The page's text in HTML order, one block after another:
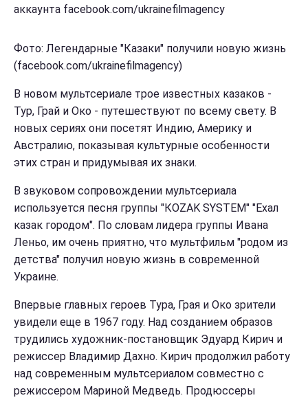
аккаунта facebook.com/ukrainefilmagency
Фото: Легендарные "Казаки" получили новую жизнь
(facebook.com/ukrainefilmagency)
В новом мультсериале трое известных казаков -
Тур, Грай и Око - путешествуют по всему свету. В
новых сериях они посетят Индию, Америку и
Австралию, показывая культурные особенности
этих стран и придумывая их знаки.
В звуковом сопровождении мультсериала
используется песня группы "КOZAK SYSTEM" "Ехал
казак городом". По словам лидера группы Ивана
Леньо, им очень приятно, что мультфильм "родом из
детства" получил новую жизнь в современной
Украине.
Впервые главных героев Тура, Грая и Око зрители
увидели еще в 1967 году. Над созданием образов
трудились художник-постановщик Эдуард Кирич и
режиссер Владимир Дахно. Кирич продолжил работу
над современным мультсериалом совместно с
режиссером Мариной Медведь. Продюссеры